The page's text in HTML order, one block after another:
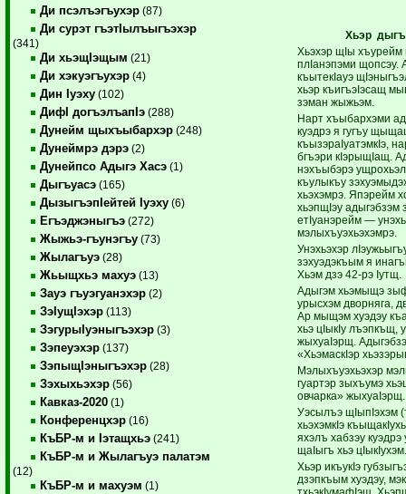
Ди псэлъэгъухэр (87)
Ди сурэт гъэтIылъыгъэхэр
(341)
Ди хьэщIэщым (21)
Ди хэкуэгъухэр (4)
Дин Iуэху (102)
ДифI догъэлъапIэ (288)
Дунейм щыхъыбархэр (248)
Дунеймрэ дэрэ (2)
Дунейпсо Адыгэ Хасэ (1)
Дыгъуасэ (165)
ДызыгъэпIейтей Iуэху (6)
Егъэджэныгъэ (272)
Жыжьэ-гъунэгъу (73)
Жылагъуэ (28)
Жьыщхьэ махуэ (13)
Зауэ гъуэгуанэхэр (2)
ЗэIущIэхэр (113)
ЗэгурыIуэныгъэхэр (3)
Зэпеуэхэр (137)
ЗэпыщIэныгъэхэр (28)
Зэхыхьэхэр (56)
Кавказ-2020 (1)
Конференцхэр (16)
КъБР-м и Iэтащхьэ (241)
КъБР-м и Жылагъуэ палатэм
(12)
КъБР-м и махуэм (1)
Хьэр
Хьэхэр щIы хъурейм
плIанэпэми щопсэу.
къытекIауэ
хьэр къигъэIэсащ
зэман жыжьэм.
Нарт хъыбархэми
куэдрэ я гугъу
къызэраIуатэмкIэ,
бгъэри кIэрыщIащ.
нэхъыбэрэ
къулыкъу
хьэхэмрэ. Япэрейм
хьэпщIэу
етIуанэрейм —
мэлыхъуэхьэхэмрэ.
Унэхьэхэр
зэхуэдэкъым я
Хьэм дзэ 42-рэ Iутщ.
Адыгэм хьэмыщэ
урысхэм дворняга,
Ар мыщэм хуэдэу
хьэ цIыкIу лъэпкъщ,
жыхуаIэрщ.
«ХьэмаскIэр
Мэлыхъуэхьэхэр
гуартэр зыхъумэ
овчарка» жыхуаIэрщ.
Уэсылъэ щIыпIэхэм
хьэхэмкIэ
яхэлъ хабзэу
щаIыгъ хьэ
Хьэр икъукIэ
дзэпкъым хуэдэу,